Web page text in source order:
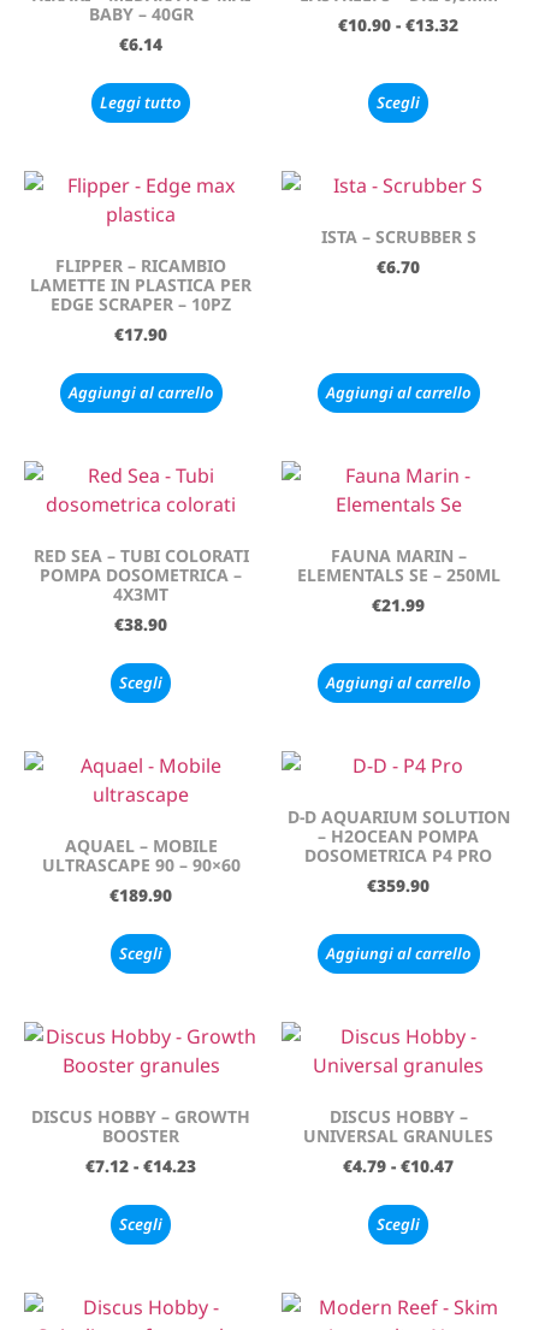
BABY – 40GR
€6.14
Leggi tutto
€10.90 - €13.32
Scegli
FLIPPER – RICAMBIO
LAMETTE IN PLASTICA PER
EDGE SCRAPER – 10PZ
€17.90
Aggiungi al carrello
ISTA – SCRUBBER S
€6.70
Aggiungi al carrello
RED SEA – TUBI COLORATI
POMPA DOSOMETRICA –
4X3MT
€38.90
Scegli
FAUNA MARIN –
ELEMENTALS SE – 250ML
€21.99
Aggiungi al carrello
AQUAEL – MOBILE
ULTRASCAPE 90 – 90×60
€189.90
Scegli
D-D AQUARIUM SOLUTION
– H2OCEAN POMPA
DOSOMETRICA P4 PRO
€359.90
Aggiungi al carrello
DISCUS HOBBY – GROWTH
BOOSTER
€7.12 - €14.23
Scegli
DISCUS HOBBY –
UNIVERSAL GRANULES
€4.79 - €10.47
Scegli